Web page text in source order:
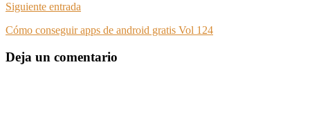
Siguiente entrada
Cómo conseguir apps de android gratis Vol 124
Deja un comentario